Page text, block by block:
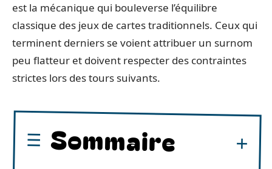
est la mécanique qui bouleverse l’équilibre
classique des jeux de cartes traditionnels. Ceux qui
terminent derniers se voient attribuer un surnom
peu flatteur et doivent respecter des contraintes
strictes lors des tours suivants.
Sommaire